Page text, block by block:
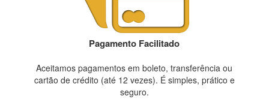
Pagamento Facilitado
Aceitamos pagamentos em boleto, transferência ou
cartão de crédito (até 12 vezes). É simples, prático e
seguro.